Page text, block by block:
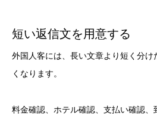
短い返信文を用意する
外国人客には、長い文章より短く分け
くなります。
料金確認、ホテル確認、支払い確認、